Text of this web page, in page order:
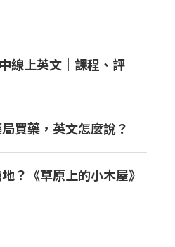
線上英文｜課程、評
買藥，英文怎麼說？
？《草原上的小木屋》